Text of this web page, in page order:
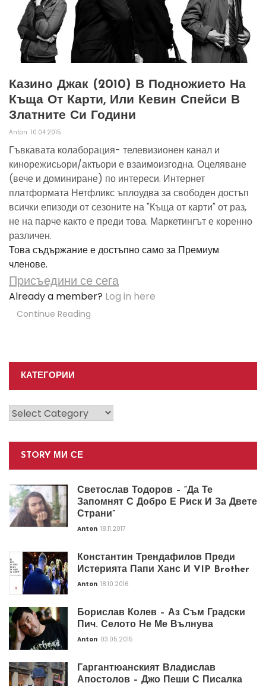
Казино Джак (2010) В Подножието На
Къща От Карти, Или Кевин Спейси В
Златните Си Години
Anton 10.04.2015
Гъвкавата колаборация- телевизионен канал и
кинорежисьори/актьори е взаимоизгодна. Оцеляване
(вече и доминиране) по интереси. Интернет
платформата Нетфликс ъплоудва за свободен достъп
всички епизоди от сезоните на "Къща от карти" от раз,
не на парче както е преди това. Маркетингът е коренно
различен.
Това съдържание е достъпно само за Премиум
членове.
Присъедини се сега
Already a member? Log in here
Continue Reading
КАТЕГОРИИ
Категории
STORY МИ СЕ
Светослав Тодоров – “Да Те
Запомнят С Добро Е Риск И За Двете
Страни”
Anton 18.11.2017
Константин Трендафилов Преди
Истерията Папи Ханс И VIP Brother
Anton 18.10.2016
Борислав Колев – Аз Съм Градски
Пич. Селото Не Ме Вълнува
Anton 03.05.2015
Гаргантюанският Владислав
Апостолов – Джо Пеши С Писалка